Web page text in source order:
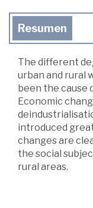
Resumen
The different
urban and rural
been the cause
Economic
introduced
changes are
the social
rural areas.